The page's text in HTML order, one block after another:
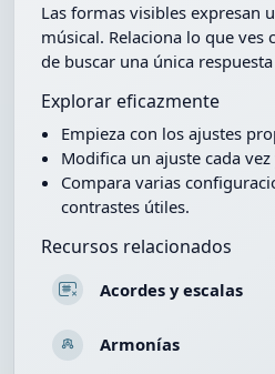
Las formas visibles expresan
músical. Relaciona lo que ves
de buscar una única
Explorar eficazmente
Empieza con los ajustes
Modifica un ajuste cada
Compara varias
contrastes útiles.
Recursos relacionados
Acordes y escalas
Armonías